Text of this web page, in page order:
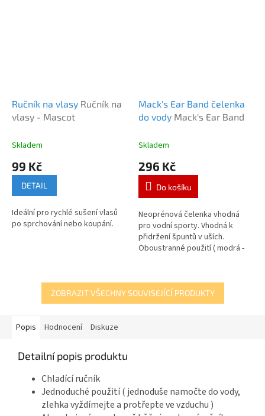
Ručník na vlasy Ručník na
vlasy - Mascot
Skladem
99 Kč
DETAIL
Ideální pro rychlé sušení vlasů
po sprchování nebo koupání.
Mack's Ear Band čelenka
do vody Mack's Ear Band
Skladem
296 Kč
Do košíku
Neoprénová čelenka vhodná
pro vodní sporty. Vhodná k
přidržení špuntů v uších.
Oboustranné použití ( modrá -
ZOBRAZIT VŠECHNY SOUVISEJÍCÍ PRODUKTY
Popis Hodnocení Diskuze
Detailní popis produktu
Chladící ručník
Jednoduché použití ( jednoduše namočte do vody,
zlehka vyždímejte a protřepte ve vzduchu )